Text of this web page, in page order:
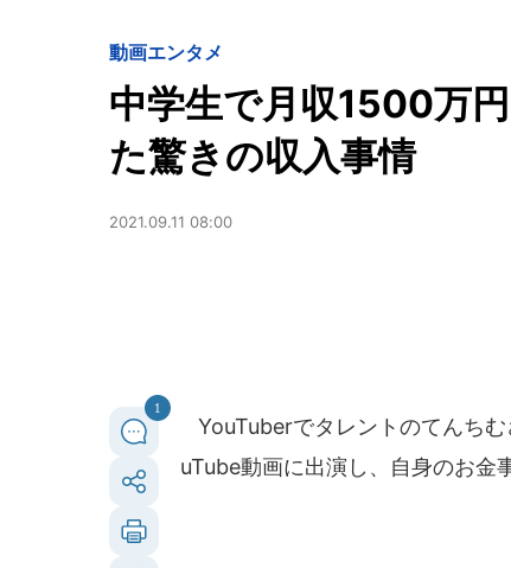
動画エンタメ
中学生で月収1500万
た驚きの収入事情
2021.09.11 08:00
1
YouTuberでタレントのてんち
uTube動画に出演し、自身のお金